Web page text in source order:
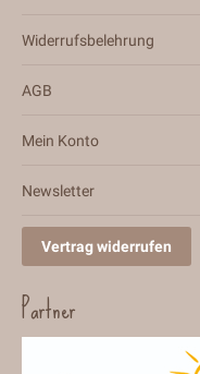
Widerrufsbelehrung
AGB
Mein Konto
Newsletter
Vertrag widerrufen
Partner